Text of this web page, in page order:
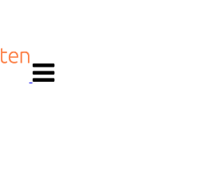
navigasjon